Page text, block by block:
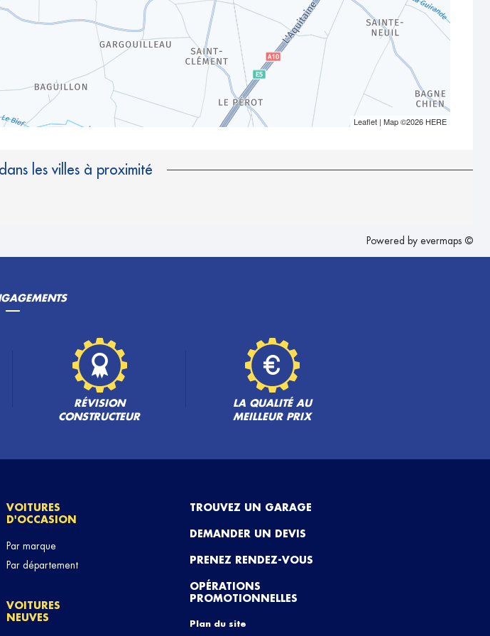
Leaflet| Map ©2026 HERE
les villes à proximité
Powered by evermaps ©
RÉVISION
CONSTRUCTEUR
LA QUALITÉ AU
MEILLEUR PRIX
VOITURES
D'OCCASION
Par marque
Par département
VOITURES
NEUVES
TROUVEZ UN GARAGE
DEMANDER UN DEVIS
PRENEZ RENDEZ-VOUS
OPÉRATIONS
PROMOTIONNELLES
Plan du site